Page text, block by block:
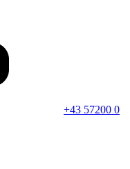
+43 57200 0